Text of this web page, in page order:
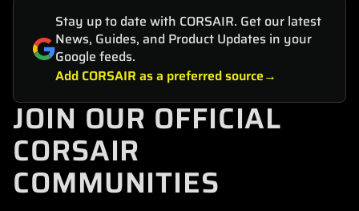
Stay up to date with CORSAIR. Get our latest
News, Guides, and Product Updates in your
Google feeds.
Add CORSAIR as a preferred source
JOIN OUR OFFICIAL
CORSAIR
COMMUNITIES